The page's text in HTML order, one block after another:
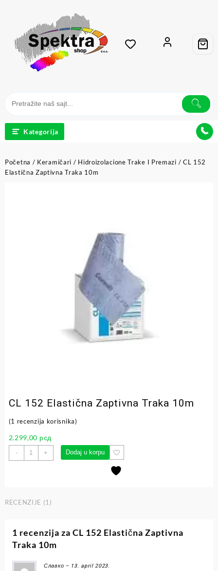
Kategorija
Početna / Keramičari / Hidroizolacione Trake I Premazi / CL 152
Elastična Zaptivna Traka 10m
CL 152 Elastična Zaptivna Traka 10m
(1 recenzija korisnika)
2.299,00 рсд
- + Dodaj u korpu
RECENZIJE (1)
1 recenzija za CL 152 Elastična Zaptivna
Traka 10m
Славко – 13. april 2023.